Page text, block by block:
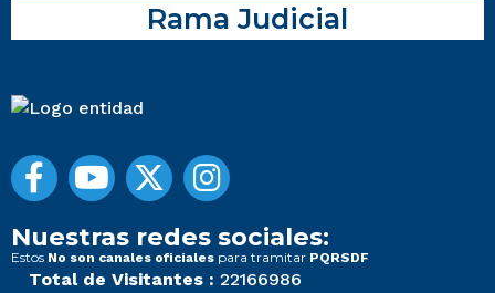
Rama Judicial
Nuestras redes sociales:
Estos No son canales oficiales para tramitar PQRSDF
Total de Visitantes : 22166986